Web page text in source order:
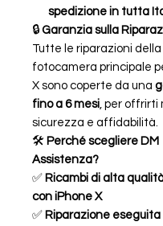
spedizione in tutta
🔒 Garanzia sulla
Tutte le riparazioni della
fotocamera principale
X sono coperte da una
fino a 6 mesi , per offrirti
sicurezza e affidabilità.
🛠 Perché scegliere DM
Assistenza?
✅ Ricambi di alta
con iPhone X
✅ Riparazione